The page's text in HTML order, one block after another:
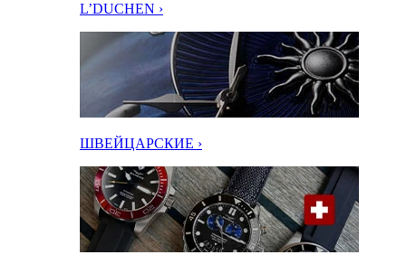
L’DUCHEN ›
ШВЕЙЦАРСКИЕ ›